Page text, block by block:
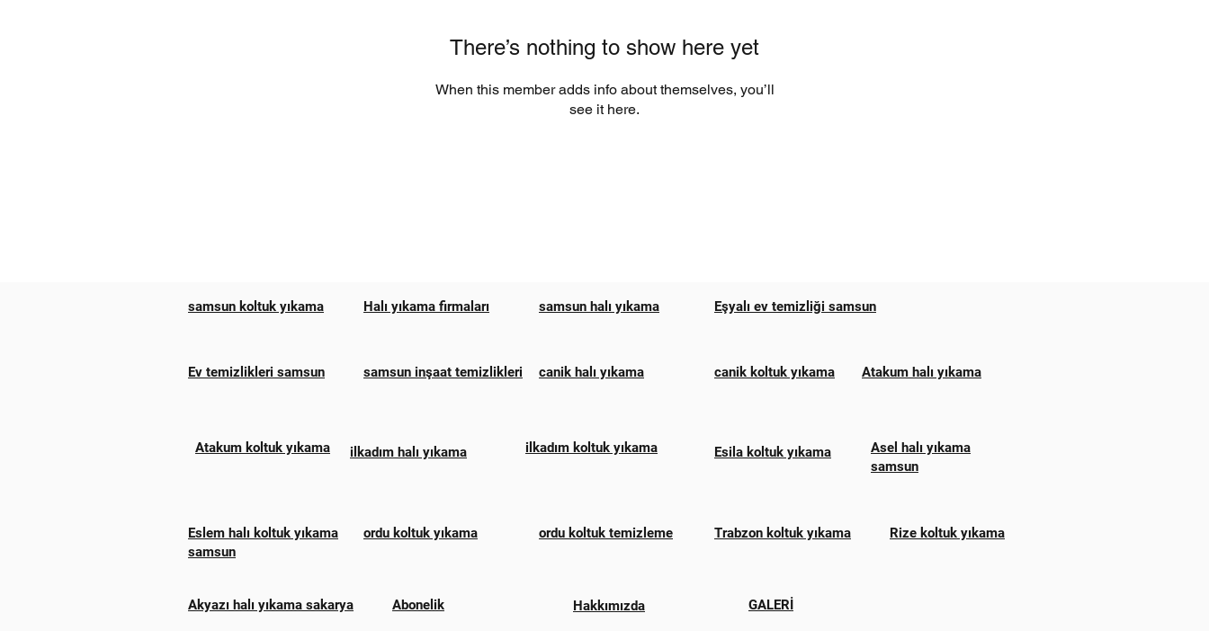
There’s nothing to show here yet
When this member adds info about themselves, you’ll
see it here.
samsun koltuk yıkama Halı yıkama firmaları samsun halı yıkama Eşyalı ev temizliği samsun
Ev temizlikleri samsun samsun inşaat temizlikleri canik halı yıkama canik koltuk yıkama Atakum halı yıkama
Atakum koltuk yıkama ilkadım halı yıkama ilkadım koltuk yıkama Esila koltuk yıkama
Asel halı yıkama
samsun
Eslem halı koltuk yıkama
samsun
ordu koltuk yıkama ordu koltuk temizleme Trabzon koltuk yıkama Rize koltuk yıkama
Akyazı halı yıkama sakarya Abonelik Hakkımızda GALERİ